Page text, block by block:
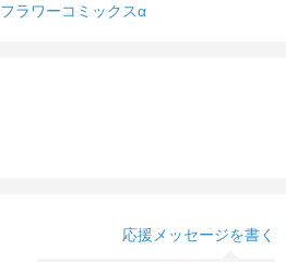
フラワーコミックスα
応援メッセージを書く